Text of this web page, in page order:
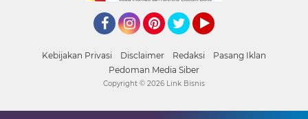
Kebijakan Privasi Disclaimer Redaksi
Pasang Iklan
Pedoman Media Siber
Copyright © 2026 Link Bisnis